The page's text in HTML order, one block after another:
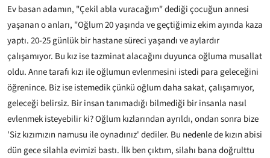
Ev basan adamın, "Çekil abla vuracağım" dediği çocuğun annesi
yaşanan o anları, "Oğlum 20 yaşında ve geçtiğimiz ekim ayında kaza
yaptı. 20-25 günlük bir hastane süreci yaşandı ve aylardır
çalışamıyor. Bu kız ise tazminat alacağını duyunca oğluma musallat
oldu. Anne tarafı kızı ile oğlumun evlenmesini istedi para geleceğini
öğrenince. Biz ise istemedik çünkü oğlum daha sakat, çalışamıyor,
geleceği belirsiz. Bir insan tanımadığı bilmediği bir insanla nasıl
evlenmek isteyebilir ki? Oğlum kızlarından ayrıldı, ondan sonra bize
'Siz kızımızın namusu ile oynadınız' dediler. Bu nedenle de kızın abisi
dün gece silahla evimizi bastı. İlk ben çıktım, silahı bana doğrulttu